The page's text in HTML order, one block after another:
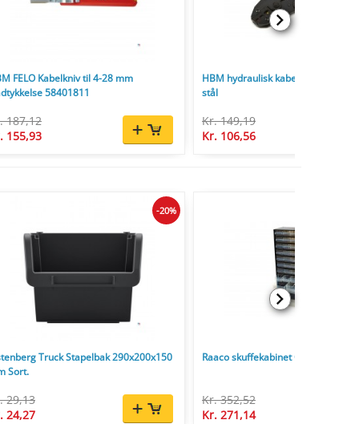
FELO Kabelkniv til 4-28 mm
58401811
187,12
155,93
HBM hydraulisk kabelkrimptang af
stål
Kr. 149,19
Kr. 106,56
Truck Stapelbak 290x200x150
Sort.
29,13
24,27
-20%
Raaco skuffekabinet C 11-44, 44
Kr. 352,52
Kr. 271,14